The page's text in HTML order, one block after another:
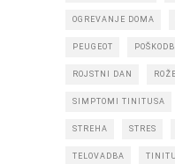
OGREVANJE DOMA
PEUGEOT
ROJSTNI DAN ROŽE
SIMPTOMI TINITUSA
STREHA STRES
TELOVADBA